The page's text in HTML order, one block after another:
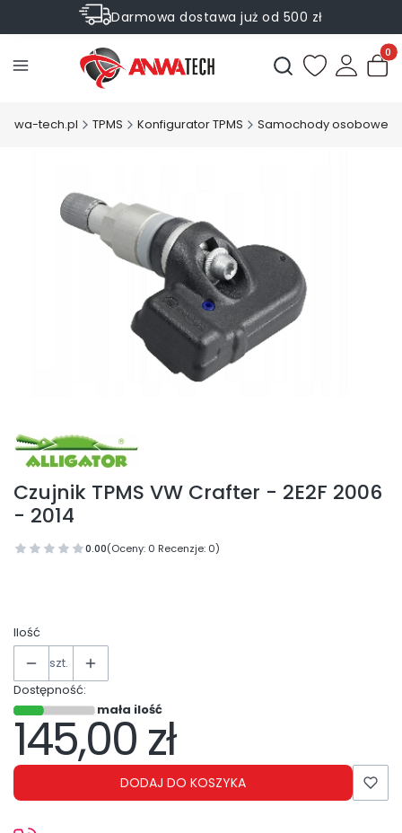
Darmowa dostawa już od 500 zł
Sprawdź Rabaty na wybrane produkty
Otwórz
tech.pl TPMS Konfigurator TPMS Samochody osobowe
Czujnik TPMS VW Crafter - 2E2F 2006
- 2014
0.00(Oceny: 0 Recenzje: 0)
Ilość
szt.
Dostępność:
mała ilość
Cena
145,00 zł
DODAJ DO KOSZYKA